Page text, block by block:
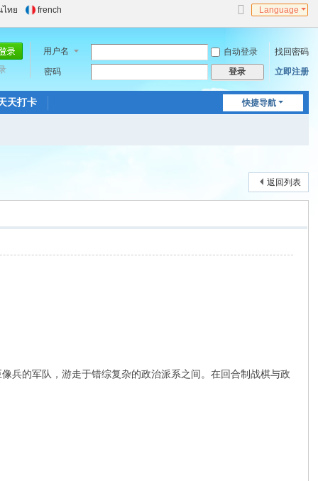
ไทย french
到
窄
版
Language
用户名 自动登录
找回密码
密码
登录 立即注册
快捷导航
天打卡
返回列表
兵的军队，游走于错综复杂的政治派系之间。在回合制战棋与政